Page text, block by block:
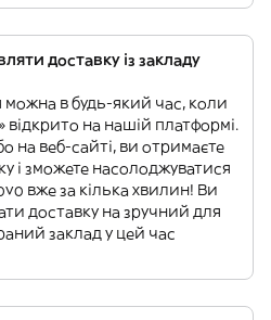
доставку із закладу
можна в будь-який час, коли
відкрито на нашій платформі.
на веб-сайті, ви отримаєте
і зможете насолоджуватися
вже за кілька хвилин! Ви
доставку на зручний для
заклад у цей час